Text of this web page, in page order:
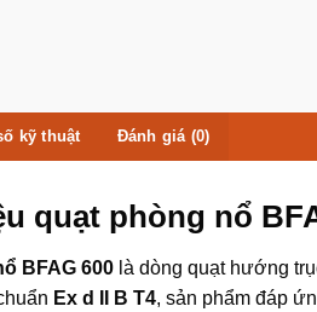
kỹ thuật Đánh giá (0)
quạt phòng nổ
BFAG 600 là dòng quạt hướng
Ex d II B T4, sản phẩm đáp